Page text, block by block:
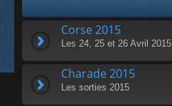
Corse 2015
Les 24, 25 et 26 Avril 2015
Charade 2015
Les sorties 2015